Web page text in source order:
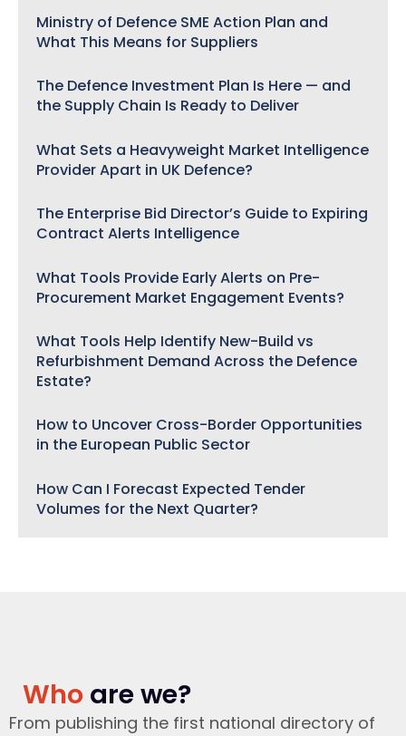
Ministry of Defence SME Action Plan and
What This Means for Suppliers
The Defence Investment Plan Is Here — and
the Supply Chain Is Ready to Deliver
What Sets a Heavyweight Market Intelligence
Provider Apart in UK Defence?
The Enterprise Bid Director’s Guide to Expiring
Contract Alerts Intelligence
What Tools Provide Early Alerts on Pre-
Procurement Market Engagement Events?
What Tools Help Identify New-Build vs
Refurbishment Demand Across the Defence
Estate?
How to Uncover Cross-Border Opportunities
in the European Public Sector
How Can I Forecast Expected Tender
Volumes for the Next Quarter?
Who are we?
From publishing the first national directory of